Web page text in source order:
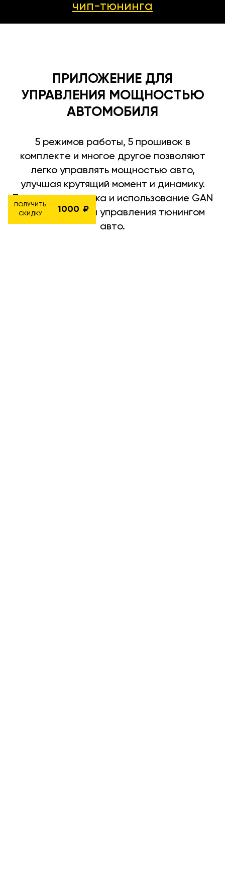
чип-тюнинга
ПРИЛОЖЕНИЕ ДЛЯ
УПРАВЛЕНИЯ МОЩНОСТЬЮ
АВТОМОБИЛЯ
5 режимов работы, 5 прошивок в
комплекте и многое другое позволяют
легко управлять мощностью авто,
улучшая крутящий момент и динамику.
Простая установка и использование GAN
приложения для управления тюнингом
авто.
ПОЛУЧИТЬ
СКИДКУ
1000